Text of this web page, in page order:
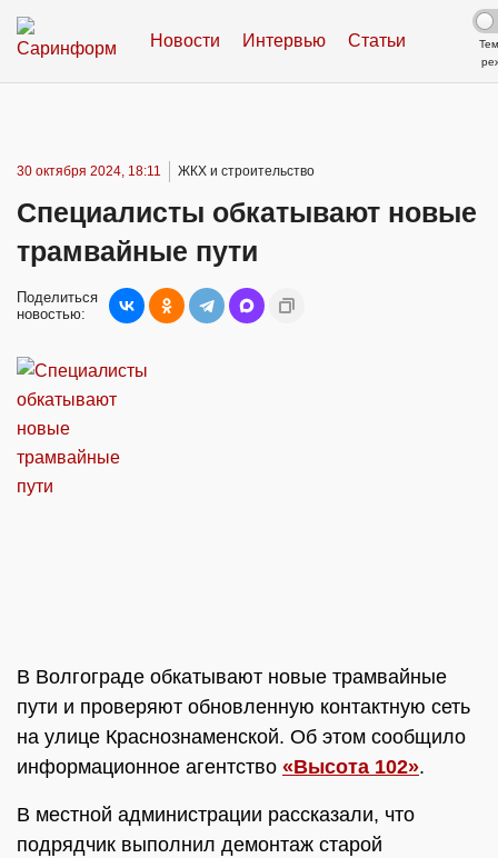
Новости Интервью Статьи
30 октября 2024, 18:11 ЖКХ и строительство
Специалисты обкатывают новые
трамвайные пути
Поделиться
новостью:
В Волгограде обкатывают новые трамвайные
пути и проверяют обновленную контактную сеть
на улице Краснознаменской. Об этом сообщило
информационное агентство «Высота 102».
В местной администрации рассказали, что
подрядчик выполнил демонтаж старой